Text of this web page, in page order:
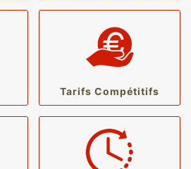
Tarifs Compétitifs